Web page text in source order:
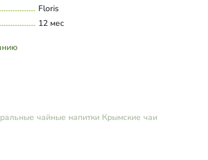
Floris
12 мес
чайные напитки Крымские чаи